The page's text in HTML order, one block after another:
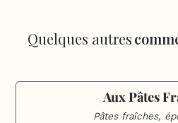
Quelques autres
Aux Pâtes
Pâtes fraîches,